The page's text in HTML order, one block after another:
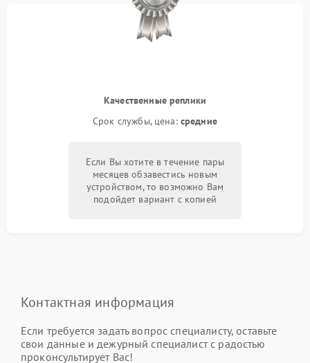
Качественные реплики
Срок службы, цена: средние
Если Вы хотите в течение пары
месяцев обзавестись новым
устройством, то возможно Вам
подойдет вариант с копией
Контактная информация
Если требуется задать вопрос специалисту, оставьте
свои данные и дежурный специалист с радостью
проконсультирует Вас!